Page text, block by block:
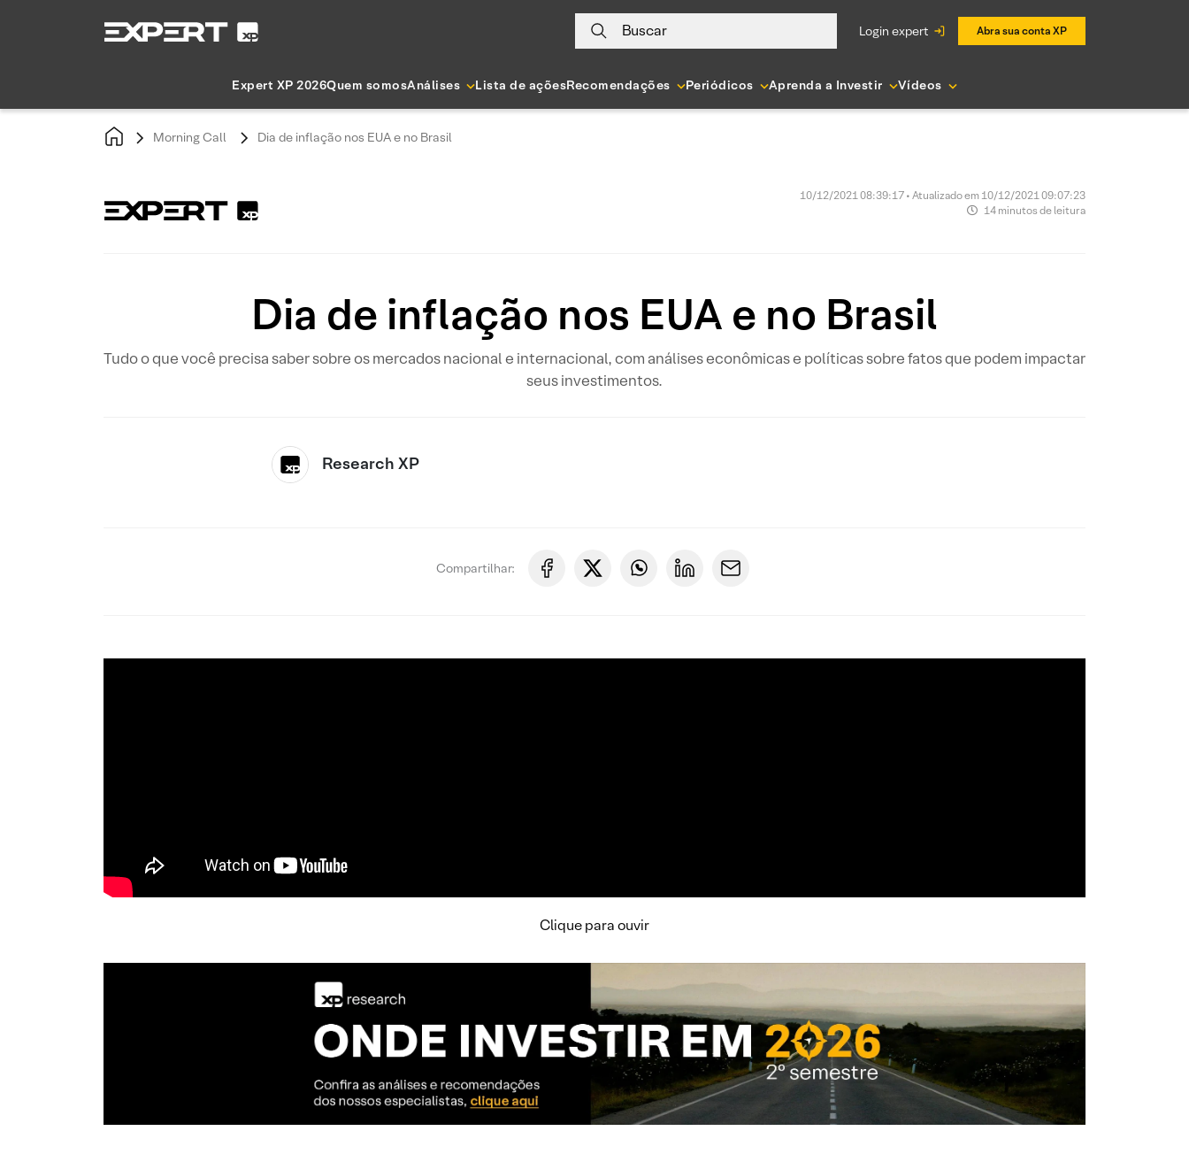
Buscar login expert Abra sua conta XP
Expert XP 2026Quem somosAnálises Lista de açõesRecomendações Periódicos Aprenda a Investir Vídeos
Morning Call Dia de inflação nos EUA e no Brasil
10/12/2021 08:39:17 • Atualizado em 10/12/2021 09:07:23
14 minutos de leitura
Dia de inflação nos EUA e no Brasil
Tudo o que você precisa saber sobre os mercados nacional e internacional, com análises econômicas e políticas sobre fatos que podem impactar
seus investimentos.
Research XP
Compartilhar:
Clique para ouvir